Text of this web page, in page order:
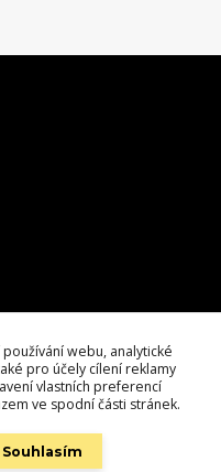
webu, analytické
pro účely cílení reklamy
vlastních preferencí
ve spodní části stránek.
Souhlasím